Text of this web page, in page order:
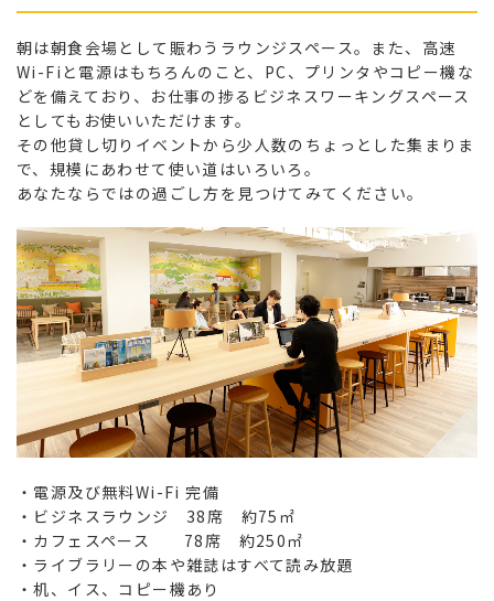
朝は朝食会場として賑わうラウンジスペース。また、高速
Wi-Fiと電源はもちろんのこと、PC、プリンタやコピー機な
どを備えており、お仕事の捗るビジネスワーキングスペース
としてもお使いいただけます。
その他貸し切りイベントから少人数のちょっとした集まりま
で、規模にあわせて使い道はいろいろ。
あなたならではの過ごし方を見つけてみてください。
・電源及び無料Wi-Fi 完備
・ビジネスラウンジ 38席 約75㎡
・カフェスペース 78席 約250㎡
・ライブラリーの本や雑誌はすべて読み放題
・机、イス、コピー機あり